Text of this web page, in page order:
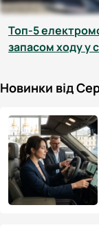
Топ-5
запасом ходу у
Новинки від